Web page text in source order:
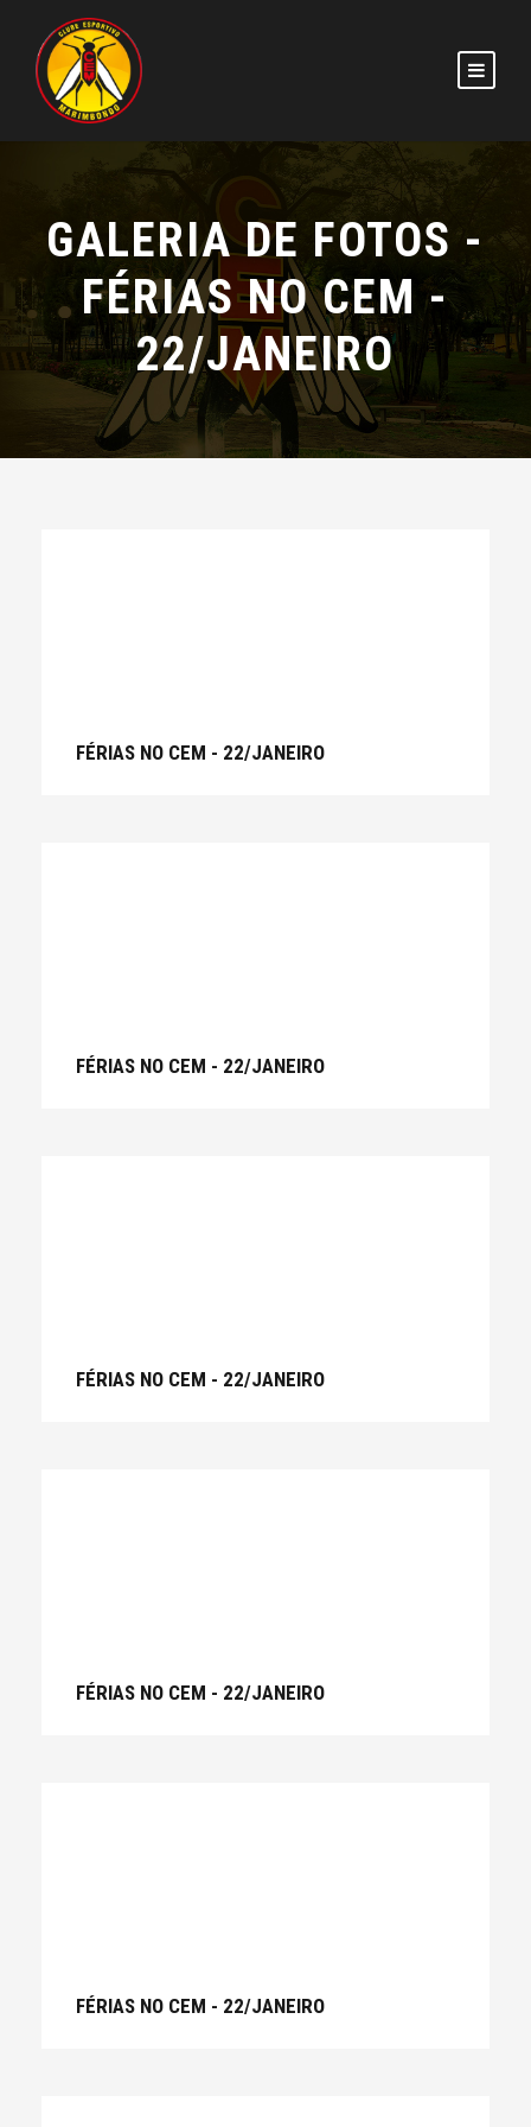
GALERIA DE FOTOS -
FÉRIAS NO CEM -
22/JANEIRO
FÉRIAS NO CEM - 22/JANEIRO
FÉRIAS NO CEM - 22/JANEIRO
FÉRIAS NO CEM - 22/JANEIRO
FÉRIAS NO CEM - 22/JANEIRO
FÉRIAS NO CEM - 22/JANEIRO